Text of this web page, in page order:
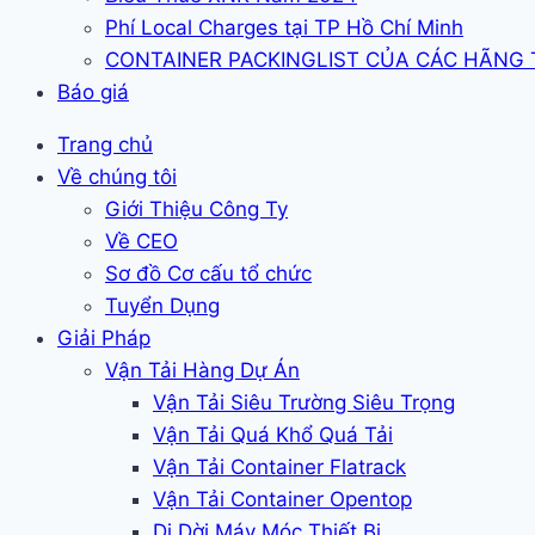
Phí Local Charges tại TP Hồ Chí Minh
CONTAINER PACKINGLIST CỦA CÁC HÃNG
Báo giá
Trang chủ
Về chúng tôi
Giới Thiệu Công Ty
Về CEO
Sơ đồ Cơ cấu tổ chức
Tuyển Dụng
Giải Pháp
Vận Tải Hàng Dự Án
Vận Tải Siêu Trường Siêu Trọng
Vận Tải Quá Khổ Quá Tải
Vận Tải Container Flatrack
Vận Tải Container Opentop